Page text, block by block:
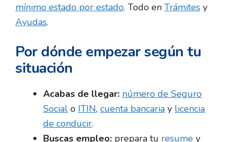
mínimo estado por estado. Todo en Trámites y
Ayudas.
Por dónde empezar según tu
situación
Acabas de llegar: número de Seguro
Social o ITIN, cuenta bancaria y licencia
de conducir.
Buscas empleo: prepara tu resume y